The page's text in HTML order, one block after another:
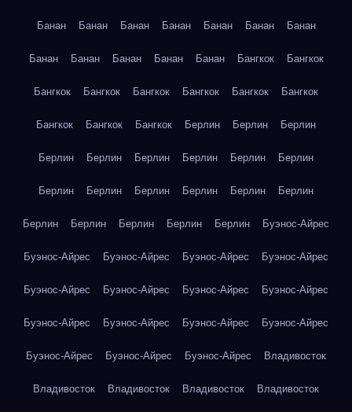
Банан Банан Банан Банан Банан Банан Банан
Банан Банан Банан Банан Банан Бангкок Бангкок
Бангкок Бангкок Бангкок Бангкок Бангкок Бангкок
Бангкок Бангкок Бангкок Берлин Берлин Берлин
Берлин Берлин Берлин Берлин Берлин Берлин
Берлин Берлин Берлин Берлин Берлин Берлин
Берлин Берлин Берлин Берлин Берлин Буэнос-Айрес
Буэнос-Айрес Буэнос-Айрес Буэнос-Айрес Буэнос-Айрес
Буэнос-Айрес Буэнос-Айрес Буэнос-Айрес Буэнос-Айрес
Буэнос-Айрес Буэнос-Айрес Буэнос-Айрес Буэнос-Айрес
Буэнос-Айрес Буэнос-Айрес Буэнос-Айрес Владивосток
Владивосток Владивосток Владивосток Владивосток